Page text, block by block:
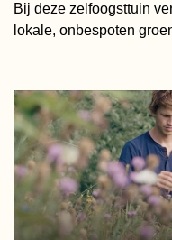
Bij deze zelfoogsttuin
lokale, onbespoten